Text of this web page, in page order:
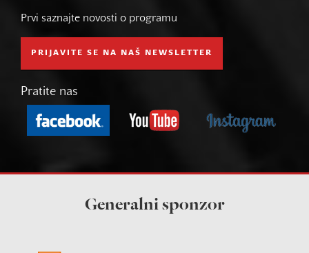
Prvi saznajte novosti o programu
PRIJAVITE SE NA NAŠ NEWSLETTER
Pratite nas
Generalni sponzor